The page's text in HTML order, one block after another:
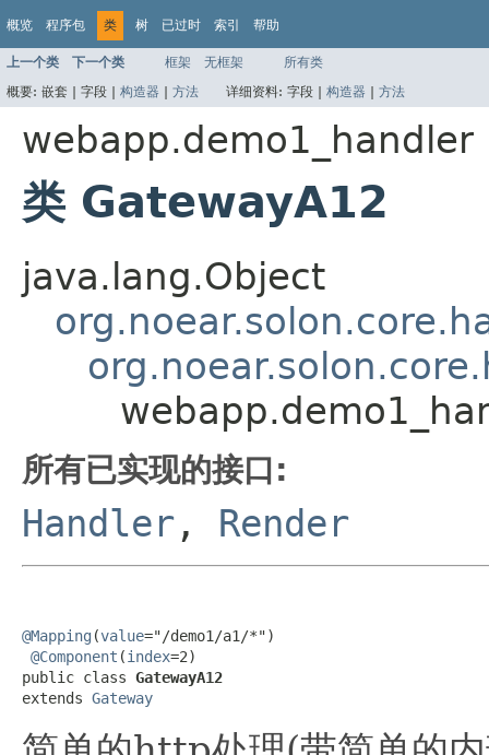
概览 程序包 类 树 已过时 索引 帮助
上一个类 下一个类 框架 无框架
所有类
概要: 嵌套 | 字段 | 构造器 | 方法 详细资料: 字段 | 构造器 | 方法
webapp.demo1_handler
类 GatewayA12
java.lang.Object
所有已实现的接口:
Handler , Render
@Mapping (value="/demo1/a1/*")
@Component (index=2)
public class GatewayA12
extends Gateway